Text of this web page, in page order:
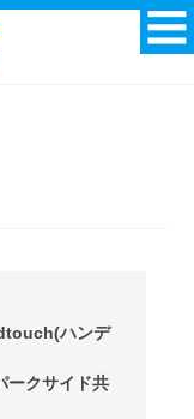
ハンデ
ークサイド共